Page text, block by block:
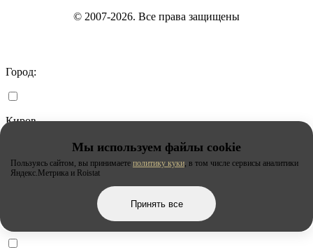
Мы используем файлы cookie
Пользуясь сайтом, вы принимаете политику куки, в том числе сервисы аналитики
Яндекс.Метрика и Roistat
Принять все
© 2007-2026. Все права защищены
Город:
Киров
Липецк